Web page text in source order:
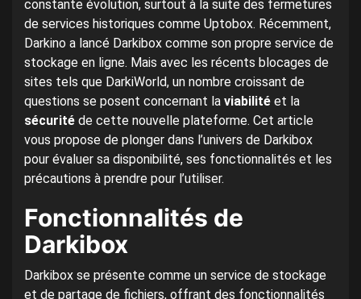
constante évolution, surtout à la suite des fermetures
de services historiques comme Uptobox. Récemment,
Darkino a lancé Darkibox comme son propre service de
stockage en ligne. Mais avec les récents blocages de
sites tels que DarkiWorld, un nombre croissant de
questions se posent concernant la viabilité et la
sécurité de cette nouvelle plateforme. Cet article
vous propose de plonger dans l’univers de Darkibox
pour évaluer sa disponibilité, ses fonctionnalités et les
précautions à prendre pour l’utiliser.
Fonctionnalités de
Darkibox
Darkibox se présente comme un service de stockage
et de partage de fichiers, offrant des fonctionnalités